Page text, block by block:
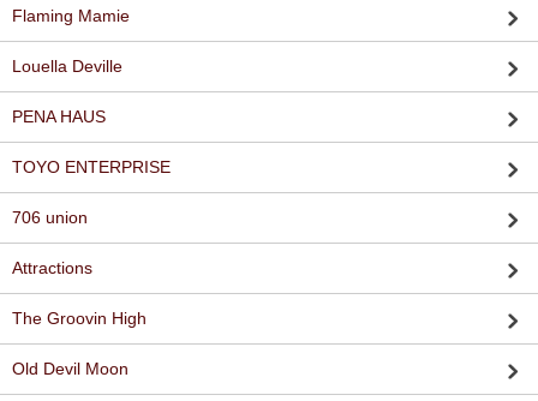
Flaming Mamie
Louella Deville
PENA HAUS
TOYO ENTERPRISE
706 union
Attractions
The Groovin High
Old Devil Moon